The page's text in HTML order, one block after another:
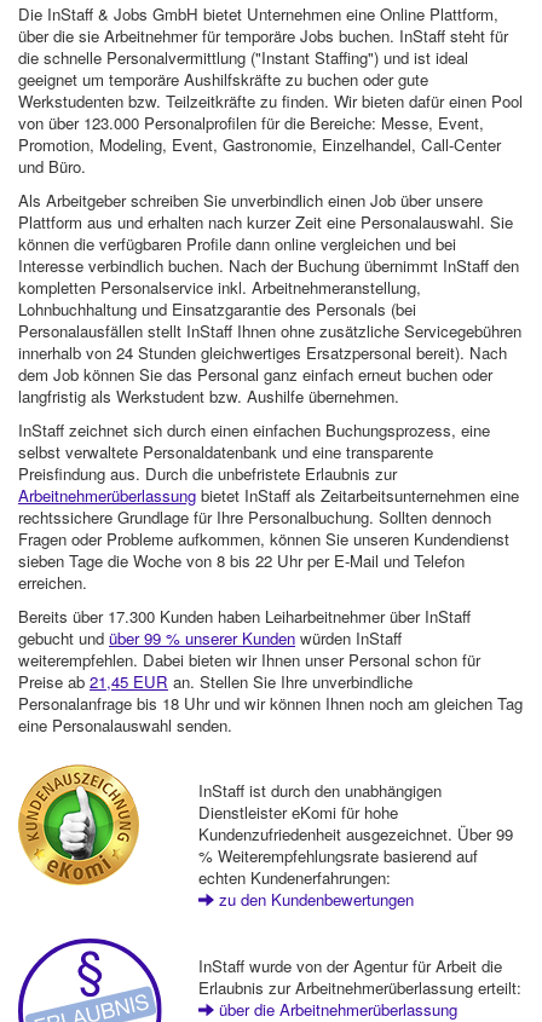
Die InStaff & Jobs GmbH bietet Unternehmen eine Online Plattform,
über die sie Arbeitnehmer für temporäre Jobs buchen. InStaff steht für
die schnelle Personalvermittlung ("Instant Staffing") und ist ideal
geeignet um temporäre Aushilfskräfte zu buchen oder gute
Werkstudenten bzw. Teilzeitkräfte zu finden. Wir bieten dafür einen Pool
von über 123.000 Personalprofilen für die Bereiche: Messe, Event,
Promotion, Modeling, Event, Gastronomie, Einzelhandel, Call-Center
und Büro.
Als Arbeitgeber schreiben Sie unverbindlich einen Job über unsere
Plattform aus und erhalten nach kurzer Zeit eine Personalauswahl. Sie
können die verfügbaren Profile dann online vergleichen und bei
Interesse verbindlich buchen. Nach der Buchung übernimmt InStaff den
kompletten Personalservice inkl. Arbeitnehmeranstellung,
Lohnbuchhaltung und Einsatzgarantie des Personals (bei
Personalausfällen stellt InStaff Ihnen ohne zusätzliche Servicegebühren
innerhalb von 24 Stunden gleichwertiges Ersatzpersonal bereit). Nach
dem Job können Sie das Personal ganz einfach erneut buchen oder
langfristig als Werkstudent bzw. Aushilfe übernehmen.
InStaff zeichnet sich durch einen einfachen Buchungsprozess, eine
selbst verwaltete Personaldatenbank und eine transparente
Preisfindung aus. Durch die unbefristete Erlaubnis zur
Arbeitnehmerüberlassung bietet InStaff als Zeitarbeitsunternehmen eine
rechtssichere Grundlage für Ihre Personalbuchung. Sollten dennoch
Fragen oder Probleme aufkommen, können Sie unseren Kundendienst
sieben Tage die Woche von 8 bis 22 Uhr per E-Mail und Telefon
erreichen.
Bereits über 17.300 Kunden haben Leiharbeitnehmer über InStaff
gebucht und über 99 % unserer Kunden würden InStaff
weiterempfehlen. Dabei bieten wir Ihnen unser Personal schon für
Preise ab 21,45 EUR an. Stellen Sie Ihre unverbindliche
Personalanfrage bis 18 Uhr und wir können Ihnen noch am gleichen Tag
eine Personalauswahl senden.
InStaff ist durch den unabhängigen
Dienstleister eKomi für hohe
Kundenzufriedenheit ausgezeichnet. Über 99
% Weiterempfehlungsrate basierend auf
echten Kundenerfahrungen:
zu den Kundenbewertungen
InStaff wurde von der Agentur für Arbeit die
Erlaubnis zur Arbeitnehmerüberlassung erteilt:
über die Arbeitnehmerüberlassung